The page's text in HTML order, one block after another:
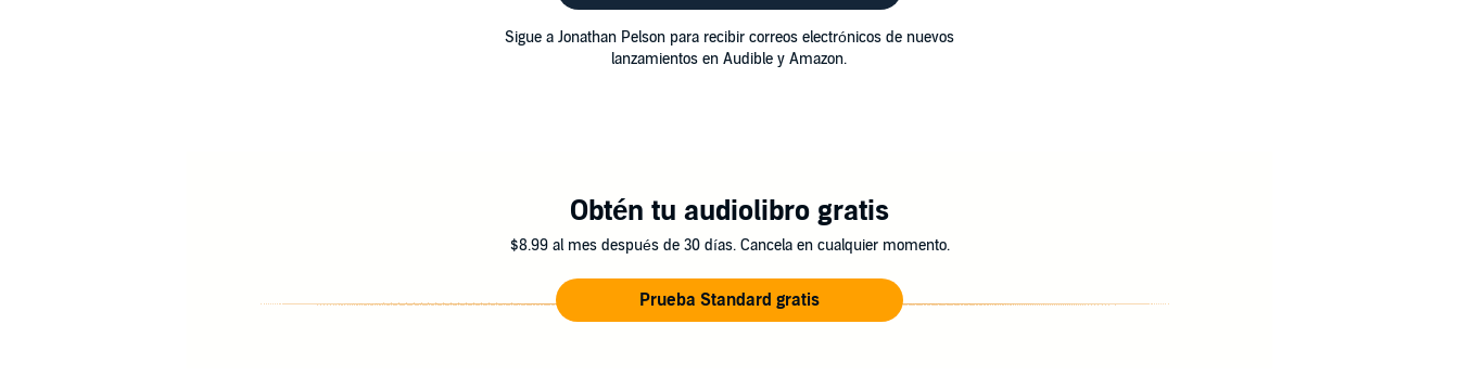
Sigue a Jonathan Pelson para recibir correos electrónicos de nuevos
lanzamientos en Audible y Amazon.
Obtén tu audiolibro gratis
$8.99 al mes después de 30 días. Cancela en cualquier momento.
Prueba Standard gratis